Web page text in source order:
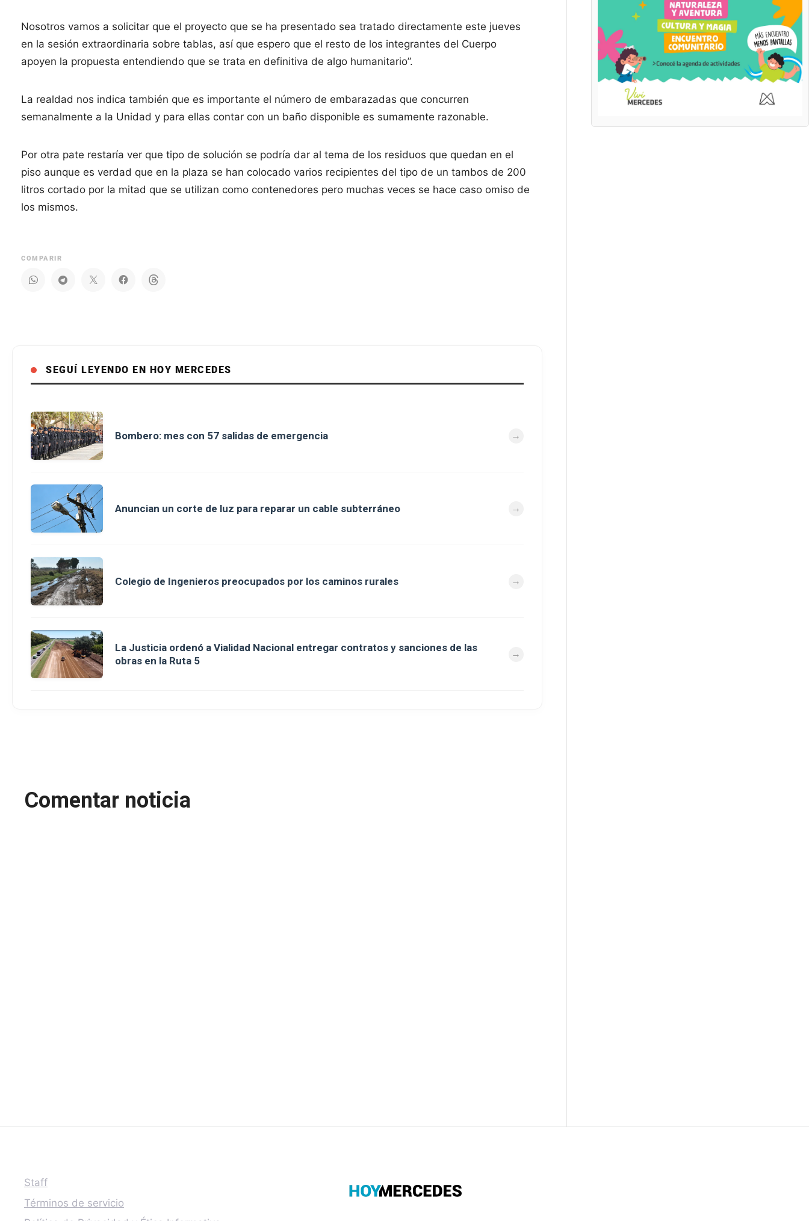
Nosotros vamos a solicitar que el proyecto que se ha presentado sea tratado directamente este jueves
en la sesión extraordinaria sobre tablas, así que espero que el resto de los integrantes del Cuerpo
apoyen la propuesta entendiendo que se trata en definitiva de algo humanitario”.
La realdad nos indica también que es importante el número de embarazadas que concurren
semanalmente a la Unidad y para ellas contar con un baño disponible es sumamente razonable.
Por otra pate restaría ver que tipo de solución se podría dar al tema de los residuos que quedan en el
piso aunque es verdad que en la plaza se han colocado varios recipientes del tipo de un tambos de 200
litros cortado por la mitad que se utilizan como contenedores pero muchas veces se hace caso omiso de
los mismos.
COMPARIR
SEGUÍ LEYENDO EN HOY MERCEDES
Bombero: mes con 57 salidas de emergencia
Anuncian un corte de luz para reparar un cable subterráneo
Colegio de Ingenieros preocupados por los caminos rurales
La Justicia ordenó a Vialidad Nacional entregar contratos y sanciones de las
obras en la Ruta 5
Comentar noticia
Staff
Términos de servicio